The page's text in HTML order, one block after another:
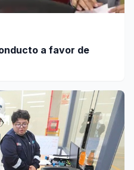
a favor de